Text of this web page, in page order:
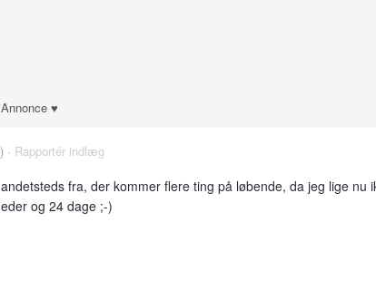
Annonce ♥
· Rapportér indlæg
fra, der kommer flere ting på løbende, da jeg lige nu
og 24 dage ;-)